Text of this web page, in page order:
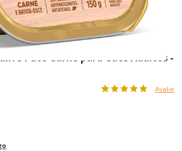
Patê Carne para Cães Adultos -
Avalie